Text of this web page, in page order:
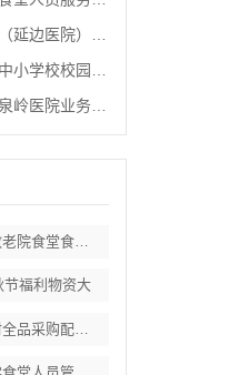
院）中药配方
校园餐食材集
业务应用系统
黑龙江省孙吴县农村中心敬老院食堂食材采购
节福利物资大